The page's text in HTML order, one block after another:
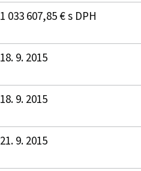
1 033 607,85 € s DPH
18. 9. 2015
18. 9. 2015
21. 9. 2015